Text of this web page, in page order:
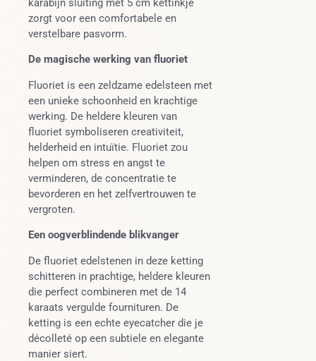
karabijn sluiting met 5 cm kettinkje
zorgt voor een comfortabele en
verstelbare pasvorm.
De magische werking van fluoriet
Fluoriet is een zeldzame edelsteen met
een unieke schoonheid en krachtige
werking. De heldere kleuren van
fluoriet symboliseren creativiteit,
helderheid en intuïtie. Fluoriet zou
helpen om stress en angst te
verminderen, de concentratie te
bevorderen en het zelfvertrouwen te
vergroten.
Een oogverblindende blikvanger
De fluoriet edelstenen in deze ketting
schitteren in prachtige, heldere kleuren
die perfect combineren met de 14
karaats vergulde fournituren. De
ketting is een echte eyecatcher die je
décolleté op een subtiele en elegante
manier siert.